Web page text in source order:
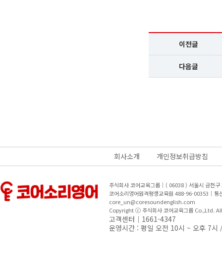
이전글
다음글
회사소개 개인정보취급방침
주식회사 코어교육그룹｜( 06038 ) 서울시 금천
코어소리영어원격평생교육원 488-96-00353｜
core_un@coresoundenglish.com
Copyright ⓒ 주식회사 코어교육그룹 Co.,Ltd.
고객센터｜1661-4347
운영시간 : 평일 오전 10시 ~ 오후 7